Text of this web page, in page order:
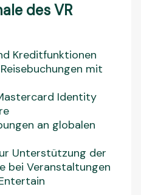
des VR
Kreditfunktionen
mit
Identity
an globalen
Unterstützung der
bei Veranstaltungen